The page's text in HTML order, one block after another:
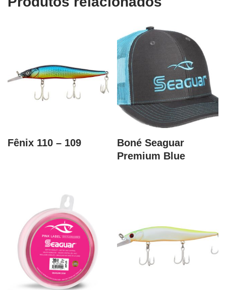
Fênix 110 – 109
Boné Seaguar
Premium Blue